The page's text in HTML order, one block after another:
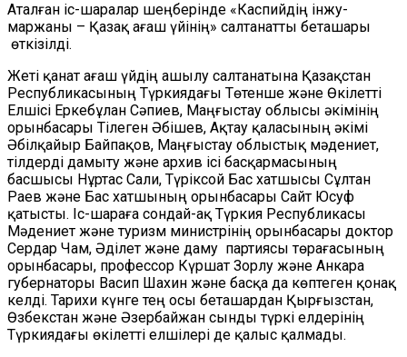
Аталған іс-шаралар шеңберінде «Каспийдің інжу-
маржаны – Қазақ ағаш үйінің» салтанатты беташары
өткізілді.
Жеті қанат ағаш үйдің ашылу салтанатына Қазақстан
Республикасының Түркиядағы Төтенше және Өкілетті
Елшісі Еркебұлан Сәпиев, Маңғыстау облысы әкімінің
орынбасары Тілеген Әбішев, Ақтау қаласының әкімі
Әбілқайыр Байпақов, Маңғыстау облыстық мәдениет,
тілдерді дамыту және архив ісі басқармасының
басшысы Нұртас Сали, Түріксой Бас хатшысы Сұлтан
Раев және Бас хатшының орынбасары Сайт Юсуф
қатысты. Іс-шараға сондай-ақ Түркия Республикасы
Мәдениет және туризм министрінің орынбасары доктор
Сердар Чам, Әділет және даму партиясы төрағасының
орынбасары, профессор Күршат Зорлу және Анкара
губернаторы Васип Шахин және басқа да көптеген қонақ
келді. Тарихи күнге тең осы беташардан Қырғызстан,
Өзбекстан және Әзербайжан сынды түркі елдерінің
Түркиядағы өкілетті елшілері де қалыс қалмады.